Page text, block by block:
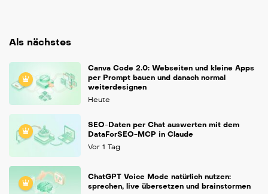
Als nächstes
Canva Code 2.0: Webseiten und kleine Apps
per Prompt bauen und danach normal
weiterdesignen
Heute
SEO-Daten per Chat auswerten mit dem
DataForSEO-MCP in Claude
Vor 1 Tag
ChatGPT Voice Mode natürlich nutzen:
sprechen, live übersetzen und brainstormen